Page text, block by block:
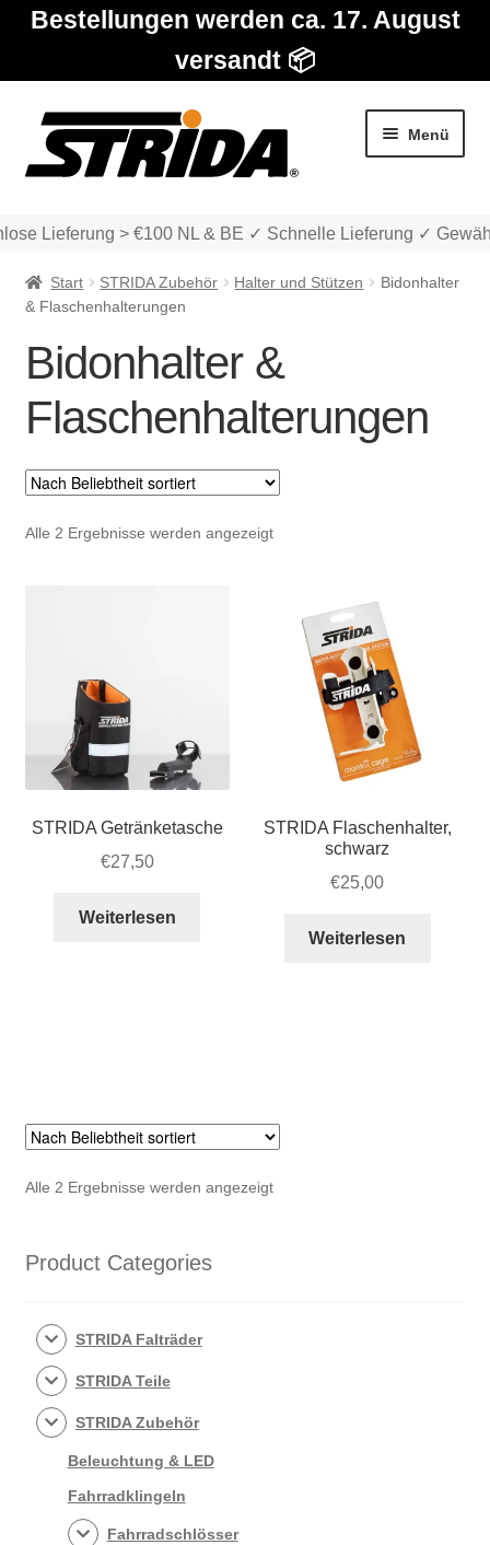
Bestellungen werden ca. 17. August
versandt 📦
Zur
Navigation
springen
Zum
Inhalt
springen
Menü
Die Modelle
Katalog
Account & Support
Lieferung > €100 NL & BE ✓ Schnelle Lieferung ✓
Start STRIDA Zubehör Halter und Stützen
Bidonhalter
& Flaschenhalterungen
Bidonhalter &
Flaschenhalterungen
Alle 2 Ergebnisse werden angezeigtNach
STRIDA Getränketasche
€27,50
Weiterlesen
STRIDA Flaschenhalter,
schwarz
€25,00
Weiterlesen
Alle 2 Ergebnisse werden angezeigtNach
Product Categories
STRIDA Falträder
STRIDA Teile
STRIDA Zubehör
Beleuchtung & LED
Fahrradklingeln
Fahrradschlösser